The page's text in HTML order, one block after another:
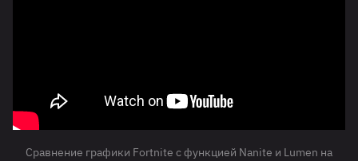
Сравнение графики Fortnite с функцией Nanite и Lumen на